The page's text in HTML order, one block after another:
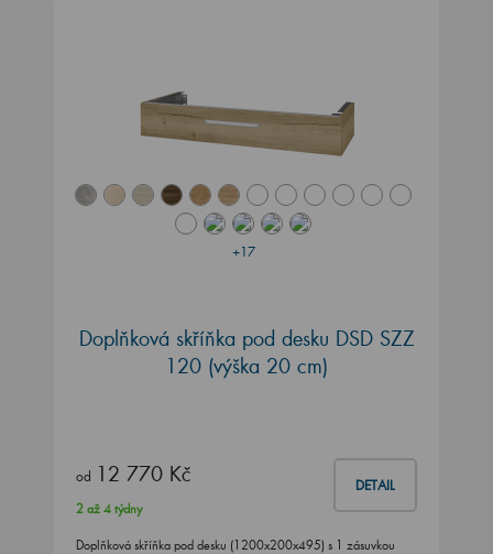
+17
Doplňková skříňka pod desku DSD SZZ
120 (výška 20 cm)
od 12 770 Kč DETAIL
2 až 4 týdny
Doplňková skříňka pod desku (1200x200x495) s 1 zásuvkou